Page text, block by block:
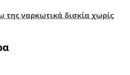
της ναρκωτικά δισκία χωρίς